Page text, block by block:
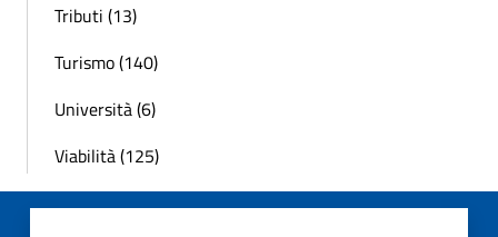
Tributi (13)
Turismo (140)
Università (6)
Viabilità (125)